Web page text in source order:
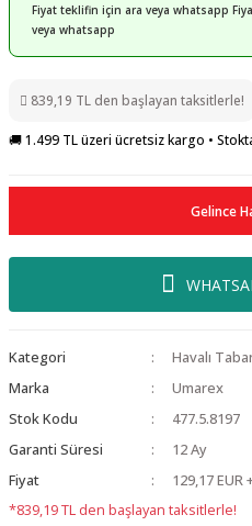
Fiyat teklifin için ara veya whatsapp
veya whatsapp
839,19 TL den başlayan taksitlerle!
🚚 1.499 TL üzeri ücretsiz kargo •
Gelince
Kategori
Havalı
Marka
Umarex
Stok Kodu
477.5.8197
Garanti Süresi
12 Ay
Fiyat
129,17 EUR
*839,19 TL den başlayan taksitlerle!